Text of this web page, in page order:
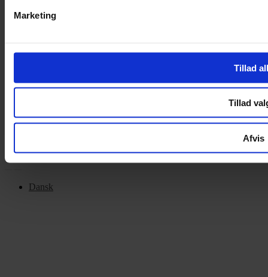
Marketing
Tillad
Tillad
Afvis
Copyright © 2022.Design & hosting by Webhuset Ballum ApS
Dansk